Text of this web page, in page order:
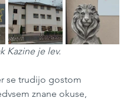
Kazine je lev.
se trudijo gostom
znane okuse,